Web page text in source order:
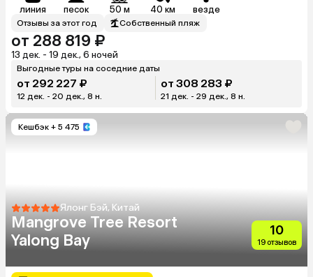
линия песок 50 м 40 км везде
Отзывы за этот год Собственный пляж
от 288 819 ₽
13 дек. - 19 дек., 6 ночей
Выгодные туры на соседние даты
от 292 227 ₽
12 дек. - 20 дек., 8 н.
от 308 283 ₽
21 дек. - 29 дек., 8 н.
Кешбэк + 5 475
Ялонг Бэй, Китай
Mangrove Tree Resort
Yalong Bay
10
19 отзывов